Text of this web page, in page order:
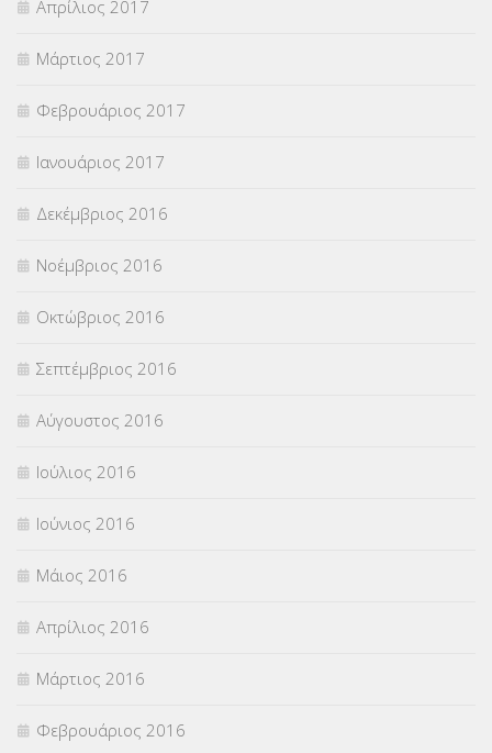
Απρίλιος 2017
Μάρτιος 2017
Φεβρουάριος 2017
Ιανουάριος 2017
Δεκέμβριος 2016
Νοέμβριος 2016
Οκτώβριος 2016
Σεπτέμβριος 2016
Αύγουστος 2016
Ιούλιος 2016
Ιούνιος 2016
Μάιος 2016
Απρίλιος 2016
Μάρτιος 2016
Φεβρουάριος 2016